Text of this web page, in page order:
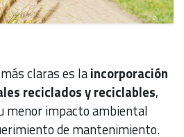
claras es laincorporación
reciclados y reciclables,
menor impacto ambiental
de mantenimiento.